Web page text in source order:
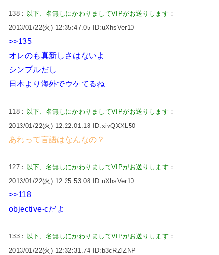
138： 以下、名無しにかわりましてVIPがお送りします ：
2013/01/22(火) 12:35:47.05 ID:uXhsVer10
>>135
オレのも真新しさはないよ
シンプルだし
日本より海外でウケてるね
118： 以下、名無しにかわりましてVIPがお送りします ：
2013/01/22(火) 12:22:01.18 ID:xivQXXL50
あれって言語はなんなの？
127： 以下、名無しにかわりましてVIPがお送りします ：
2013/01/22(火) 12:25:53.08 ID:uXhsVer10
>>118
objective-cだよ
133： 以下、名無しにかわりましてVIPがお送りします ：
2013/01/22(火) 12:32:31.74 ID:b3cRZlZNP